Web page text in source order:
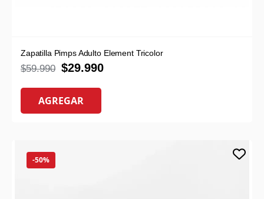
Zapatilla Pimps Adulto Element Tricolor
$59.990 $29.990
AGREGAR
-50%